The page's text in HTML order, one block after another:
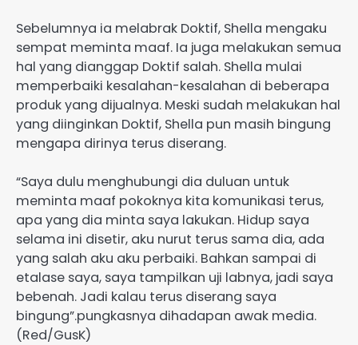
Sebelumnya ia melabrak Doktif, Shella mengaku
sempat meminta maaf. Ia juga melakukan semua
hal yang dianggap Doktif salah. Shella mulai
memperbaiki kesalahan-kesalahan di beberapa
produk yang dijualnya. Meski sudah melakukan hal
yang diinginkan Doktif, Shella pun masih bingung
mengapa dirinya terus diserang.
“Saya dulu menghubungi dia duluan untuk
meminta maaf pokoknya kita komunikasi terus,
apa yang dia minta saya lakukan. Hidup saya
selama ini disetir, aku nurut terus sama dia, ada
yang salah aku aku perbaiki. Bahkan sampai di
etalase saya, saya tampilkan uji labnya, jadi saya
bebenah. Jadi kalau terus diserang saya
bingung”.pungkasnya dihadapan awak media.
(Red/GusK)